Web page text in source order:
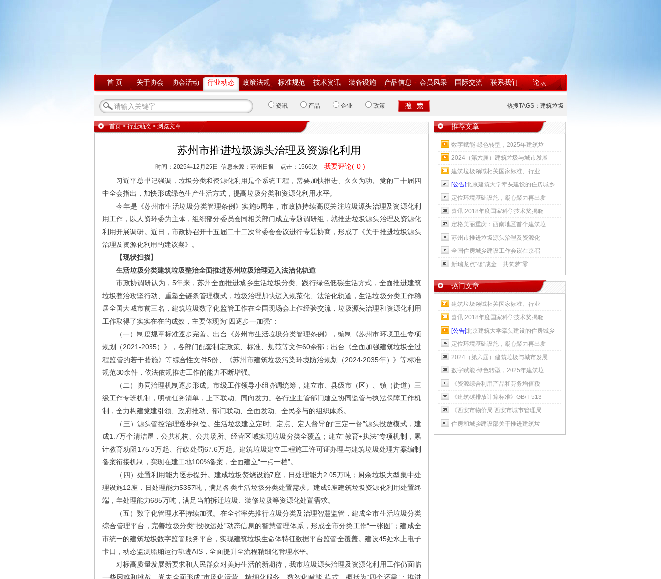
首 页 关于协会 协会活动 行业动态 政策法规 标准规范 技术资讯 装备设施 产品信息 会员风采 国际交流 联系我们 论坛
资讯 产品 企业 政策 热搜TAGS： 建筑垃圾
首页>行业动态 > 浏览文章
苏州市推进垃圾源头治理及资源化利用
时间：2025年12月25日 信息来源：苏州日报 点击： 1566次 我要评论( 0 )
习近平总书记强调，垃圾分类和资源化利用是个系统工程，需要加快推进、久久为功。党的二十届四
中全会指出，加快形成绿色生产生活方式，提高垃圾分类和资源化利用水平。
今年是《苏州市生活垃圾分类管理条例》实施5周年，市政协持续高度关注垃圾源头治理及资源化利
用工作，以人资环委为主体，组织部分委员会同相关部门成立专题调研组，就推进垃圾源头治理及资源化
利用开展调研。近日，市政协召开十五届二十二次常委会会议进行专题协商，形成了《关于推进垃圾源头
治理及资源化利用的建议案》。
【现状扫描】
生活垃圾分类建筑垃圾整治全面推进苏州垃圾治理迈入法治化轨道
市政协调研认为，5年来，苏州全面推进城乡生活垃圾分类、践行绿色低碳生活方式，全面推进建筑
垃圾整治攻坚行动、重塑全链条管理模式，垃圾治理加快迈入规范化、法治化轨道，生活垃圾分类工作稳
居全国大城市前三名，建筑垃圾数字化监管工作在全国现场会上作经验交流，垃圾源头治理和资源化利用
工作取得了实实在在的成效，主要体现为“四逐步一加强”：
（一）制度规章标准逐步完善。出台《苏州市生活垃圾分类管理条例》，编制《苏州市环境卫生专项
规划（2021-2035）》，各部门配套制定政策、标准、规范等文件60余部；出台《全面加强建筑垃圾全过
程监管的若干措施》等综合性文件5份、《苏州市建筑垃圾污染环境防治规划（2024-2035年）》等标准
规范30余件，依法依规推进工作的能力不断增强。
（二）协同治理机制逐步形成。市级工作领导小组协调统筹，建立市、县级市（区）、镇（街道）三
级工作专班机制，明确任务清单，上下联动、同向发力。各行业主管部门建立协同监管与执法保障工作机
制，全力构建党建引领、政府推动、部门联动、全面发动、全民参与的组织体系。
（三）源头管控治理逐步到位。生活垃圾建立定时、定点、定人督导的“三定一督”源头投放模式，建
成1.7万个清洁屋，公共机构、公共场所、经营区域实现垃圾分类全覆盖；建立“教育+执法”专项机制，累
计教育劝阻175.3万起、行政处罚67.6万起。建筑垃圾建立工程施工许可证办理与建筑垃圾处理方案编制
备案衔接机制，实现在建工地100%备案，全面建立“一点一档”。
（四）处置利用能力逐步提升。建成垃圾焚烧设施7座，日处理能力2.05万吨；厨余垃圾大型集中处
理设施12座，日处理能力5357吨，满足各类生活垃圾分类处置需求。建成9座建筑垃圾资源化利用处置终
端，年处理能力685万吨，满足当前拆迁垃圾、装修垃圾等资源化处置需求。
（五）数字化管理水平持续加强。在全省率先推行垃圾分类及治理智慧监管，建成全市生活垃圾分类
综合管理平台，完善垃圾分类“投收运处”动态信息的智慧管理体系，形成全市分类工作“一张图”；建成全
市统一的建筑垃圾数字监管服务平台，实现建筑垃圾生命体特征数据平台监管全覆盖。建设45处水上电子
卡口，动态监测船舶运行轨迹AIS，全面提升全流程精细化管理水平。
对标高质量发展新要求和人民群众对美好生活的新期待，我市垃圾源头治理及资源化利用工作仍面临
一些困难和挑战，尚未全面形成“市场化运营、精细化服务、数智化赋能”模式，概括为“四个还需”：推进
推荐文章
数字赋能·绿色转型，2025年建筑垃
2024（第六届）建筑垃圾与城市发展
建筑垃圾领域相关国家标准、行业
[公告]北京建筑大学牵头建设的住房城乡
定位环境基础设施，凝心聚力再出发
喜讯|2018年度国家科学技术奖揭晓
定格美丽重庆：西南地区首个建筑垃
苏州市推进垃圾源头治理及资源化
全国住房城乡建设工作会议在京召
新瑞龙点“碳”成金 共筑梦“零
热门文章
建筑垃圾领域相关国家标准、行业
喜讯|2018年度国家科学技术奖揭晓
[公告]北京建筑大学牵头建设的住房城乡
定位环境基础设施，凝心聚力再出发
2024（第六届）建筑垃圾与城市发展
数字赋能·绿色转型，2025年建筑垃
《资源综合利用产品和劳务增值税
《建筑碳排放计算标准》GB/T 513
《西安市物价局 西安市城市管理局
住房和城乡建设部关于推进建筑垃